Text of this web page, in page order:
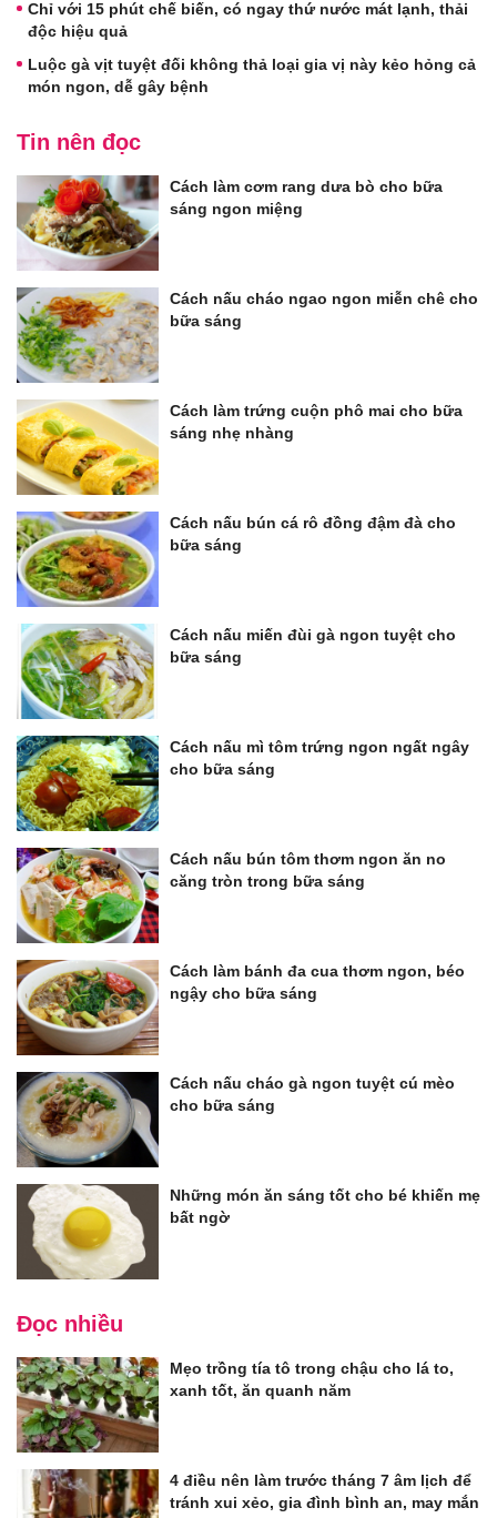
Chỉ với 15 phút chế biến, có ngay thứ nước mát lạnh, thải
độc hiệu quả
Luộc gà vịt tuyệt đối không thả loại gia vị này kẻo hỏng cả
món ngon, dễ gây bệnh
Tin nên đọc
Cách làm cơm rang dưa bò cho bữa
sáng ngon miệng
Cách nấu cháo ngao ngon miễn chê cho
bữa sáng
Cách làm trứng cuộn phô mai cho bữa
sáng nhẹ nhàng
Cách nấu bún cá rô đồng đậm đà cho
bữa sáng
Cách nấu miến đùi gà ngon tuyệt cho
bữa sáng
Cách nấu mì tôm trứng ngon ngất ngây
cho bữa sáng
Cách nấu bún tôm thơm ngon ăn no
căng tròn trong bữa sáng
Cách làm bánh đa cua thơm ngon, béo
ngậy cho bữa sáng
Cách nấu cháo gà ngon tuyệt cú mèo
cho bữa sáng
Những món ăn sáng tốt cho bé khiến mẹ
bất ngờ
Đọc nhiều
Mẹo trồng tía tô trong chậu cho lá to,
xanh tốt, ăn quanh năm
4 điều nên làm trước tháng 7 âm lịch để
tránh xui xẻo, gia đình bình an, may mắn